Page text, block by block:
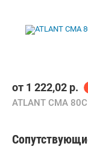
от 1 222,02 р.
ATLANT СМА